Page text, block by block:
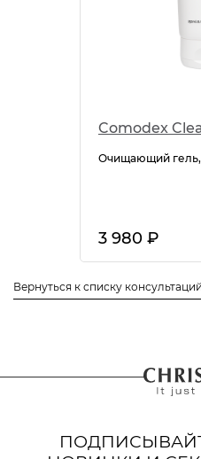
Очищающий гель,
3 980 ₽
Вернуться к списку консультаций